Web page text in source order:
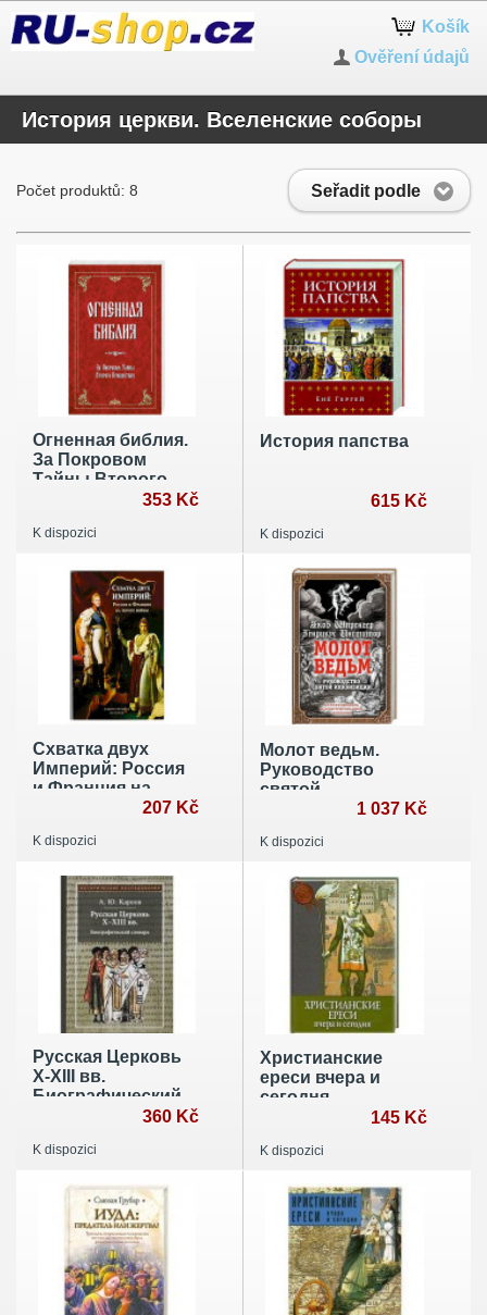
Košík
Ověření údajů
История церкви. Вселенские соборы
Seřadit podle
Počet produktů: 8
Огненная библия.
За Покровом
Тайны Второго
353 Kč
K dispozici
История папства
615 Kč
K dispozici
Схватка двух
Империй: Россия
и Франция на
пороге войны207 Kč
K dispozici
Молот ведьм.
Руководство
святой
инквизиции1 037 Kč
K dispozici
Русская Церковь
Х-ХIII вв.
Биографический
360 Kč
K dispozici
Христианские
ереси вчера и
сегодня
145 Kč
K dispozici